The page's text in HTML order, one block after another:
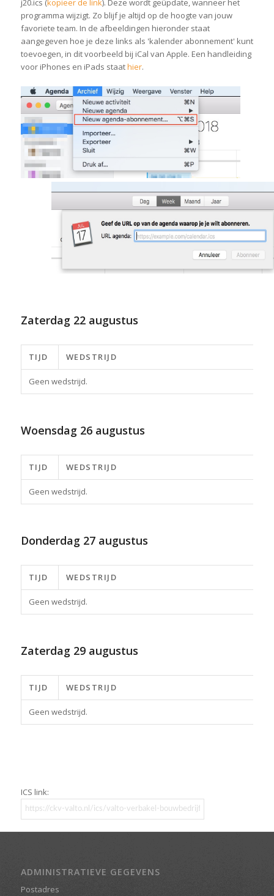
j20.ics (kopieer de link). Deze wordt geüpdate, wanneer het
programma wijzigt. Zo blijf je altijd op de hoogte van jouw
favoriete team. In de afbeeldingen hieronder staat
aangegeven hoe je deze links als 'kalender abonnement' kunt
toevoegen, in dit voorbeeld bij iCal van Apple. Een handleiding
voor iPhones en iPads staathier.
Zaterdag22 augustus
TIJD WEDSTRIJD
Geen wedstrijd.
Woensdag26 augustus
TIJD WEDSTRIJD
Geen wedstrijd.
Donderdag27 augustus
TIJD WEDSTRIJD
Geen wedstrijd.
Zaterdag29 augustus
TIJD WEDSTRIJD
Geen wedstrijd.
ICS link:
ADMINISTRATIEVE GEGEVENS
Postadres